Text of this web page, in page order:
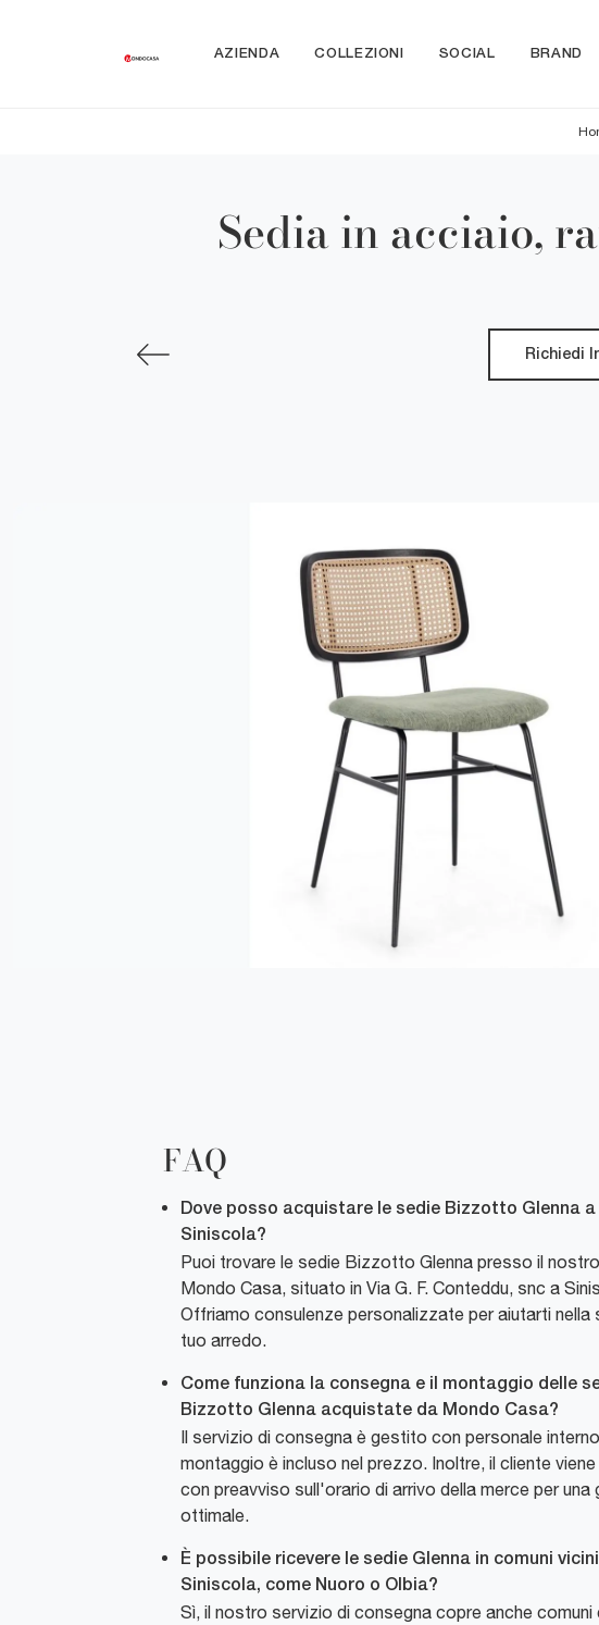
AZIENDA COLLEZIONI SOCIAL BRAND
Sedia in acciaio,
Richiedi
FAQ
Dove posso acquistare le sedie Bizzotto Glenna a
Siniscola?
Puoi trovare le sedie Bizzotto Glenna presso il
Mondo Casa, situato in Via G. F. Conteddu, snc a
Offriamo consulenze personalizzate per aiutarti nella
tuo arredo.
Come funziona la consegna e il montaggio delle
Bizzotto Glenna acquistate da Mondo Casa?
Il servizio di consegna è gestito con personale
montaggio è incluso nel prezzo. Inoltre, il cliente
con preavviso sull'orario di arrivo della merce per una
ottimale.
È possibile ricevere le sedie Glenna in comuni
Siniscola, come Nuoro o Olbia?
Sì, il nostro servizio di consegna copre anche comuni